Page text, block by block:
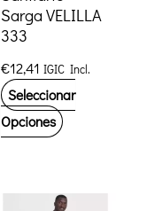
de
Sarga VELILLA
333
€12,41 IGIC Incl.
Seleccionar
Opciones Este
múltiples